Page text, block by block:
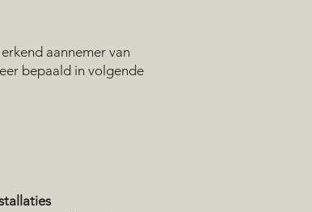
aannemer van
bepaald in volgende